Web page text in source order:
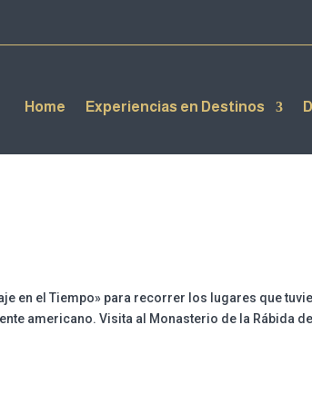
Home Experiencias en Destinos
en el Tiempo» para recorrer los lugares que
americano. Visita al Monasterio de la Rábida